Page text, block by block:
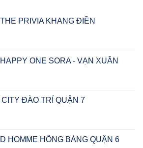
PRIVIA KHANG ĐIỀN
ONE SORA - VẠN XUÂN
CITY ĐÀO TRÍ QUẬN 7
HOMME HỒNG BÀNG QUẬN 6